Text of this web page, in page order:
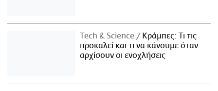
Τech & Science
Κράμπες: Τι τις
προκαλεί και τι να κάνουμε όταν
αρχίσουν οι ενοχλήσεις